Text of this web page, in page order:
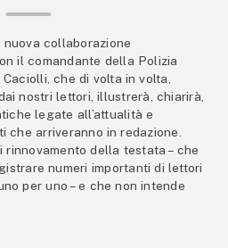
nuova collaborazione
il comandante della Polizia
che di volta in volta,
nostri lettori, illustrerà, chiarirà,
legate all’attualità e
che arriveranno in redazione.
rinnovamento della testata – che
numeri importanti di lettori
per uno – e che non intende